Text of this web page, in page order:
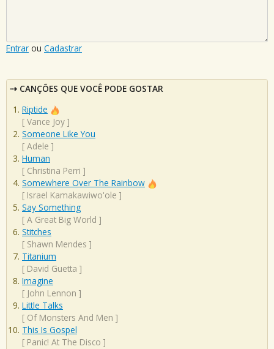
Entrar ou Cadastrar
CANÇÕES QUE VOCÊ PODE GOSTAR
Riptide
[ Vance Joy ]
Someone Like You
[ Adele ]
Human
[ Christina Perri ]
Somewhere Over The Rainbow
[ Israel Kamakawiwo'ole ]
Say Something
[ A Great Big World ]
Stitches
[ Shawn Mendes ]
Titanium
[ David Guetta ]
Imagine
[ John Lennon ]
Little Talks
[ Of Monsters And Men ]
This Is Gospel
[ Panic! At The Disco ]